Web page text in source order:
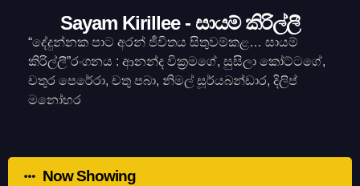
Sayam Kirillee - සායම් කිරිල්ලී
“දේදුන්නක පාට අරන් ජීවිතය සිතුවම්කළ… සායම්
කිරිල්ලී”රංගනය : ආනන්ද වික්‍රමගේ, සුසිලා කෝට්ටගේ,
චතුර පෙරේරා, චතු පබා, නිමල් සූර්යබන්ඩාර, දිලිප්
මනෝහර
Now Showing